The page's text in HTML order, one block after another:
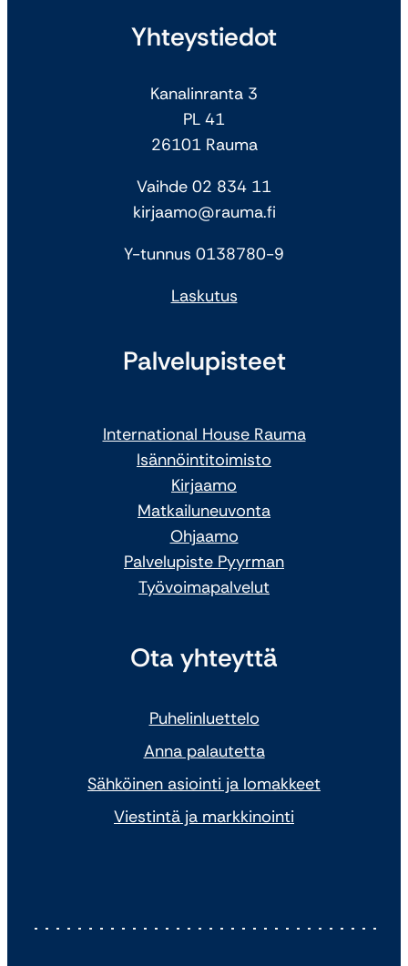
Yhteystiedot
Kanalinranta 3
PL 41
26101 Rauma
Vaihde 02 834 11
kirjaamo@rauma.fi
Y-tunnus 0138780-9
Laskutus
Palvelupisteet
International House Rauma
Isännöintitoimisto
Kirjaamo
Matkailuneuvonta
Ohjaamo
Palvelupiste Pyyrman
Työvoimapalvelut
Ota yhteyttä
Puhelinluettelo
Anna palautetta
Sähköinen asiointi ja lomakkeet
Viestintä ja markkinointi